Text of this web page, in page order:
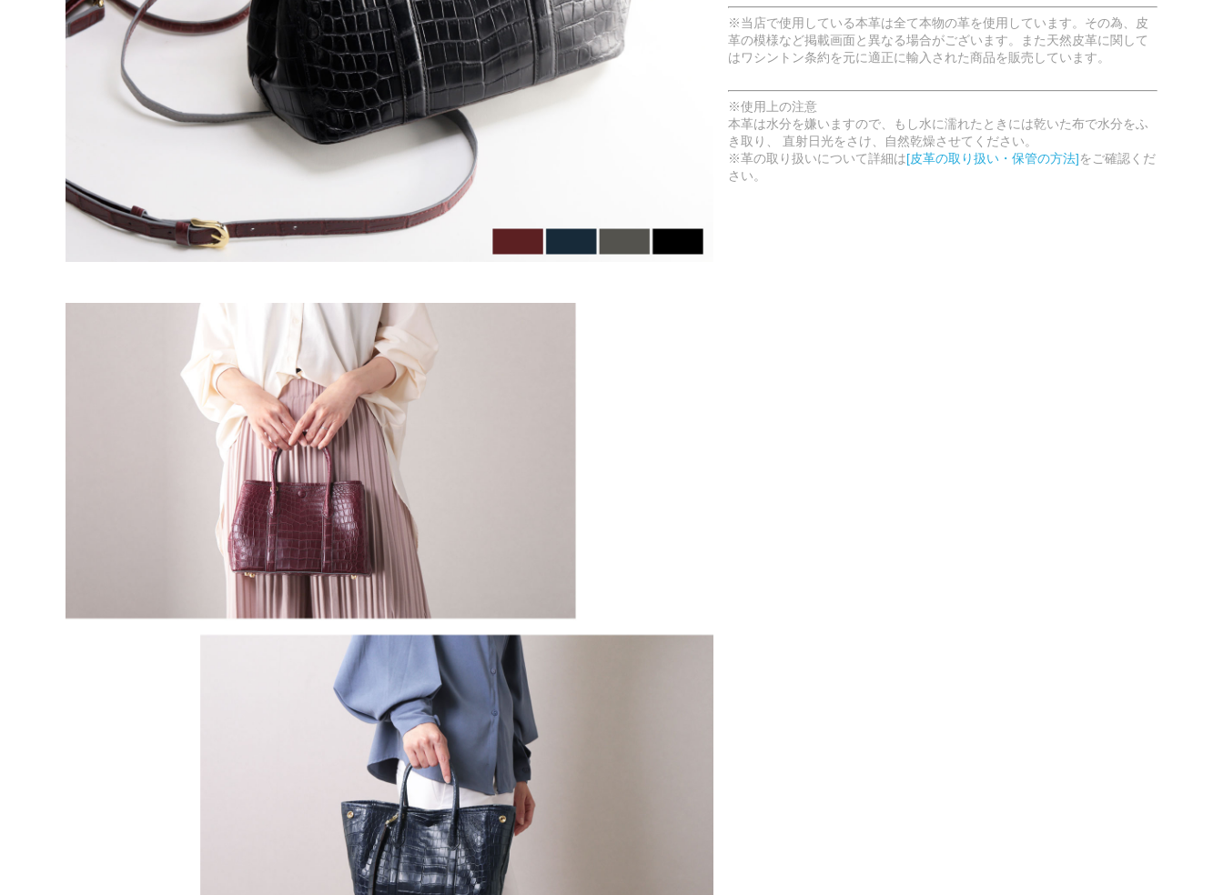
※当店で使用している本革は全て本物の革を使用しています。その為、皮
革の模様など掲載画面と異なる場合がございます。また天然皮革に関して
はワシントン条約を元に適正に輸入された商品を販売しています。
※使用上の注意
本革は水分を嫌いますので、もし水に濡れたときには乾いた布で水分をふ
き取り、 直射日光をさけ、自然乾燥させてください。
※革の取り扱いについて詳細は[皮革の取り扱い・保管の方法]をご確認くだ
さい。